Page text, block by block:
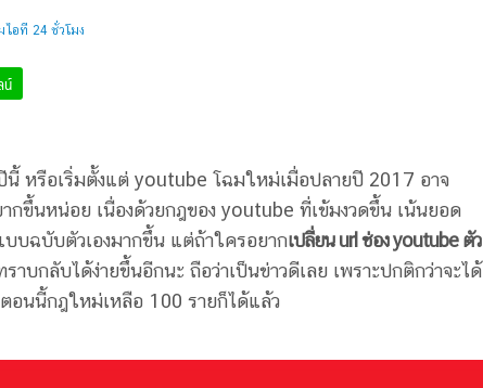
อที 24 ชั่วโมง
น์
นี้ หรือเริ่มตั้งแต่ youtube โฉมใหม่เมื่อปลายปี 2017 อาจ
กขึ้นหน่อย เนื่องด้วยกฎของ youtube ที่เข้มงวดขึ้น เน้นยอด
บฉบับตัวเองมากขึ้น แต่ถ้าใครอยากเปลี่ยน url ช่อง youtube ตัว
าบกลับได้ง่ายขึ้นอีกนะ ถือว่าเป็นข่าวดีเลย เพราะปกติกว่าจะได้
อนนี้กฎใหม่เหลือ 100 รายก็ได้แล้ว